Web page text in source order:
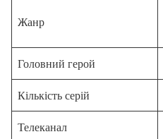
Жанр
Головний герой
Кількість серій
Телеканал